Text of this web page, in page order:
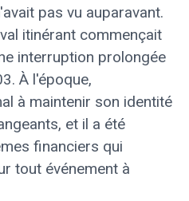
pas vu auparavant.
itinérant commençait
interruption prolongée
À l'époque,
à maintenir son identité
et il a été
financiers qui
tout événement à